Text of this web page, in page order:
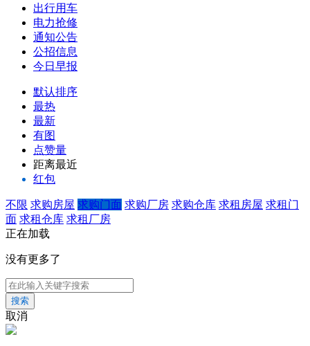
出行用车
电力抢修
通知公告
公招信息
今日早报
默认排序
最热
最新
有图
点赞量
距离最近
红包
不限 求购房屋 求购门面 求购厂房 求购仓库 求租房屋 求租门
面 求租仓库 求租厂房
正在加载
没有更多了
搜索
取消